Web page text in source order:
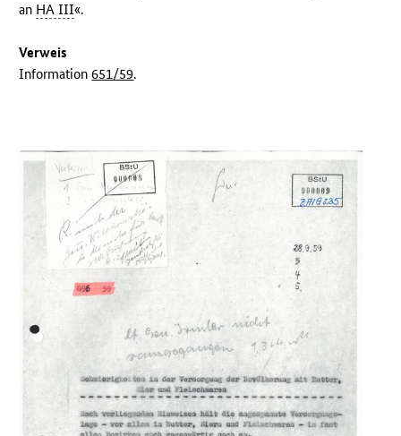
an HA III«.
Verweis
Information651/59.